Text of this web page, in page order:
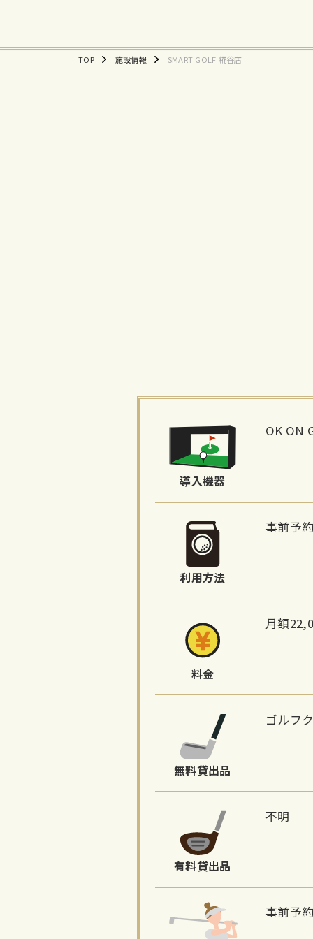
TOP 施設情報 SMART GOLF 糀谷店
導入機器
OK ON
利用方法
事前予
料金
月額
無料貸出品
ゴルフ
有料貸出品
不明
事前予